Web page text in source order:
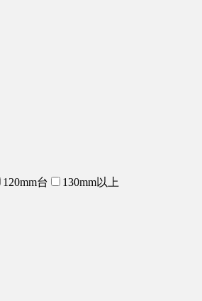
120mm台 130mm以上